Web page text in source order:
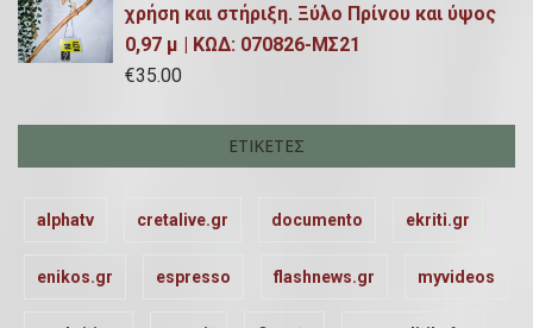
χρήση και στήριξη. Ξύλο Πρίνου και ύψος
0,97 μ | ΚΩΔ: 070826-ΜΣ21
€35.00
ΕΤΙΚΈΤΕΣ
alphatv cretalive.gr documento ekriti.gr
enikos.gr espresso flashnews.gr myvideos